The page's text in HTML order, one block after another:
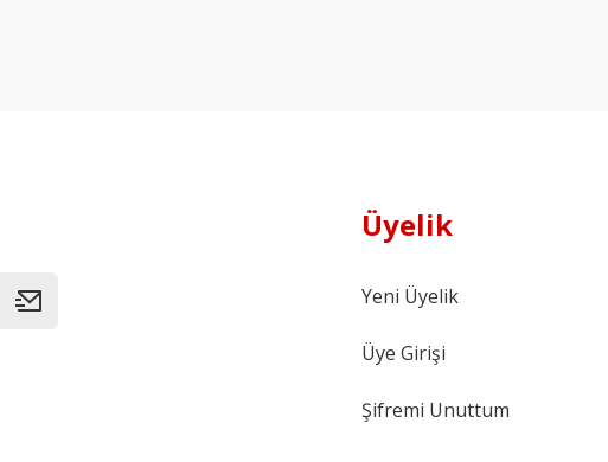
Üyelik
Yeni Üyelik
Üye Girişi
Şifremi Unuttum